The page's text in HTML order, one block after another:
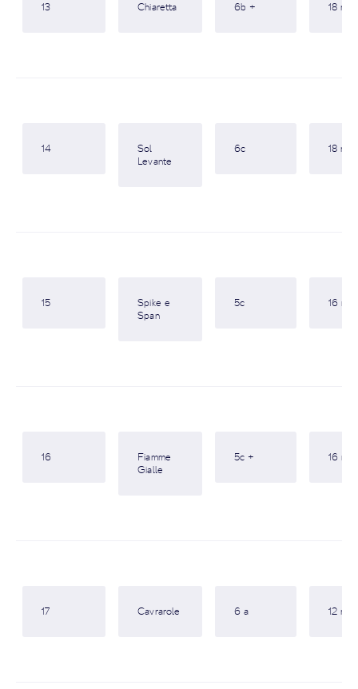
13 Chiaretta 6b + 18 m
14
Sol
Levante
6c 18 m
15
Spike e
Span
5c 16 m
16
Fiamme
Gialle
5c + 16 m
17 Cavrarole 6 a 12 m